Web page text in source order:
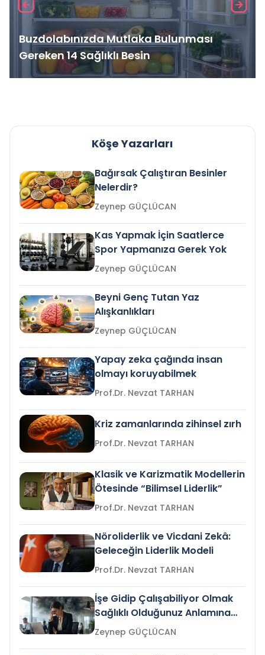
Buzdolabınızda Mutlaka Bulunması
Gereken 14 Sağlıklı Besin
Köşe Yazarları
Bağırsak Çalıştıran Besinler
Nelerdir?
Zeynep GÜÇLÜCAN
Kas Yapmak İçin Saatlerce
Spor Yapmanıza Gerek Yok
Zeynep GÜÇLÜCAN
Beyni Genç Tutan Yaz
Alışkanlıkları
Zeynep GÜÇLÜCAN
Yapay zeka çağında insan
olmayı koruyabilmek
Prof.Dr. Nevzat TARHAN
Kriz zamanlarında zihinsel zırh
Prof.Dr. Nevzat TARHAN
Klasik ve Karizmatik Modellerin
Ötesinde “Bilimsel Liderlik”
Prof.Dr. Nevzat TARHAN
Nöroliderlik ve Vicdani Zekâ:
Geleceğin Liderlik Modeli
Prof.Dr. Nevzat TARHAN
İşe Gidip Çalışabiliyor Olmak
Sağlıklı Olduğunuz Anlamına
Gelir mi?Zeynep GÜÇLÜCAN